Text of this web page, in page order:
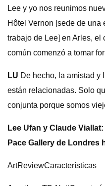
Lee y yo nos reunimos
Hôtel Vernon [sede de una
trabajo de Lee] en Arles, el
común comenzó a tomar
LU De hecho, la amistad y
están relacionadas. Solo
conjunta porque somos
Lee Ufan y Claude
Pace Gallery de Londres
ArtReviewCaracterísticas